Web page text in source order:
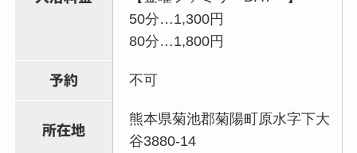
50分…1,300円
80分…1,800円
予約 不可
所在地
熊本県菊池郡菊陽町原水字下大
谷3880-14